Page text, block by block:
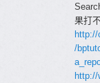
果打
http://
/
http://